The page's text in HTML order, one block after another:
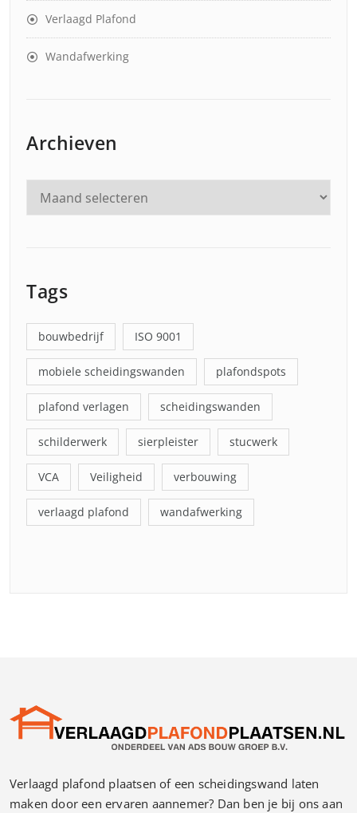
Verlaagd Plafond
Wandafwerking
Archieven
Tags
bouwbedrijf ISO 9001
mobiele scheidingswanden plafondspots
plafond verlagen scheidingswanden
schilderwerk sierpleister stucwerk
VCA Veiligheid verbouwing
verlaagd plafond wandafwerking
Verlaagd plafond plaatsen of een scheidingswand laten
maken door een ervaren aannemer? Dan ben je bij ons aan